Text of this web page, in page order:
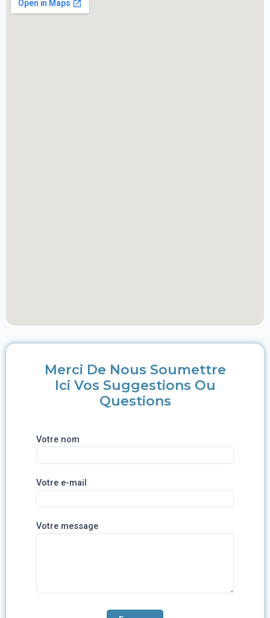
Merci De Nous Soumettre
Ici Vos Suggestions Ou
Questions
Votre nom
Votre e-mail
Votre message